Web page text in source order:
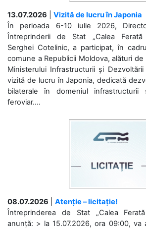
13.07.2026
Vizită de lucru în Japonia
În perioada 6-10 iulie 2026,
Întreprinderii de Stat „Calea Ferată
Serghei Cotelinic, a participat, în
comune a Republicii Moldova, alături
Ministerului Infrastructurii și
vizită de lucru în Japonia, dedicată
bilaterale în domeniul infrastructurii
feroviar....
08.07.2026
Atenție – licitație!
Întreprinderea de Stat „Calea
anunță: > la 15.07.2026, ora 09:00, va